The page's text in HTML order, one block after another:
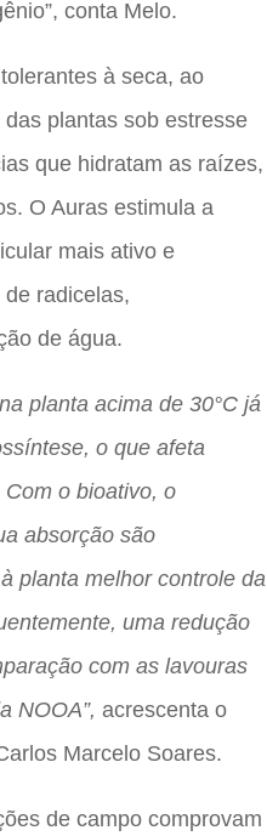
conta Melo.
à seca, ao
plantas sob estresse
que hidratam as raízes,
O Auras estimula a
mais ativo e
radicelas,
de água.
planta acima de 30°C já
o que afeta
o bioativo, o
absorção são
planta melhor controle da
uma redução
com as lavouras
NOOA”, acrescenta o
Marcelo Soares.
de campo comprovam